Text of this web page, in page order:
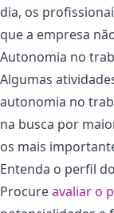
dia, os
que a empresa
Autonomia no
Algumas
autonomia no
na busca por
os mais
Entenda o perfil
Procureavaliar o